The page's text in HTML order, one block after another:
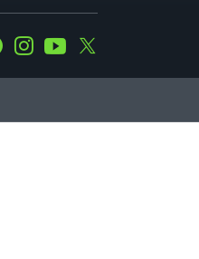
TelegramInstagramYoutube